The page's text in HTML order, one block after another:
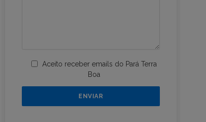
Aceito receber emails do Pará Terra
Boa